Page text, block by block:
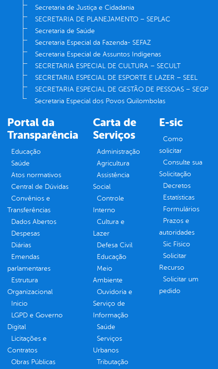
Secretaria de Justiça e Cidadania
SECRETARIA DE PLANEJAMENTO – SEPLAC
Secretaria de Saúde
Secretaria Especial da Fazenda- SEFAZ
Secretaria Especial de Assuntos Indígenas
SECRETARIA ESPECIAL DE CULTURA – SECULT
SECRETARIA ESPECIAL DE ESPORTE E LAZER – SEEL
SECRETARIA ESPECIAL DE GESTÃO DE PESSOAS – SEGP
Secretaria Especial dos Povos Quilombolas
Portal da
Transparência
Educação
Saúde
Atos normativos
Central de Dúvidas
Convênios e
Transferências
Dados Abertos
Despesas
Diárias
Emendas
parlamentares
Estrutura
Organizacional
Inicio
LGPD e Governo
Digital
Licitações e
Contratos
Obras Públicas
Carta de
Serviços
Administração
Agricultura
Assistência
Social
Controle
Interno
Cultura e
Lazer
Defesa Civil
Educação
Meio
Ambiente
Ouvidoria e
Serviço de
Informação
Saúde
Serviços
Urbanos
Tributação
E-sic
Como
solicitar
Consulte sua
Solicitação
Decretos
Estatísticas
Formulários
Prazos e
autoridades
Sic Físico
Solicitar
Recurso
Solicitar um
pedido